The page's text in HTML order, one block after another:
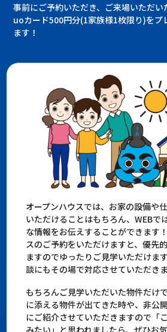
事前にご予約いただき、ご来場いただ
uoカード500円分(1家族様1枚限り)をプ
ます！
オープンハウスでは、お家の設備や
いただけることはもちろん、WEBで
な情報をお伝えすることができます
スのご予約をいただけますと、優先
ますのでゆったりご見学いただけま
談にもその場で対応させていただきま
もちろんご見学いただいた物件だけ
に添える物件が出てきた時や、非公
にご紹介させていただきますので「